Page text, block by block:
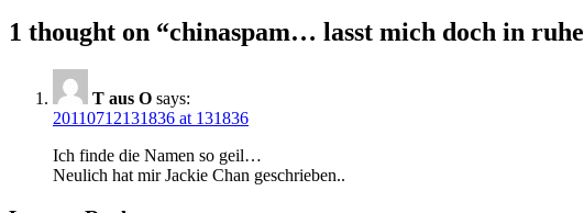
1 thought on “chinaspam… lasst mich doch in ruhe
T aus O says:
20110712131836 at 131836
Ich finde die Namen so geil…
Neulich hat mir Jackie Chan geschrieben..